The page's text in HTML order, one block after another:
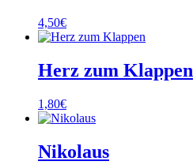
4,50€
Herz zum Klappen
1,80€
Nikolaus